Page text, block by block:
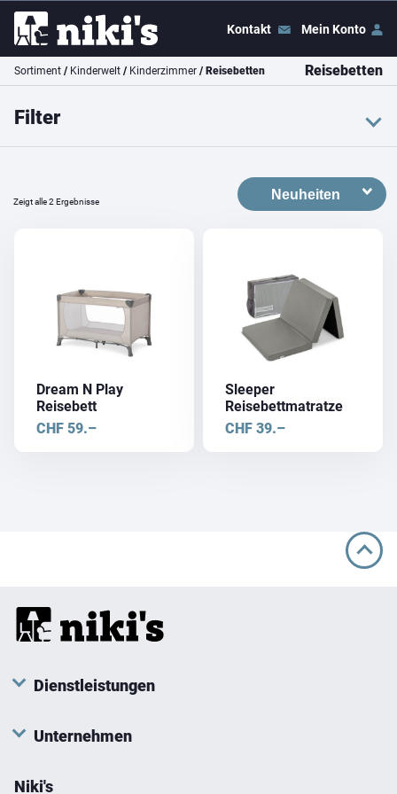
Kontakt Mein Konto
Sortiment / Kinderwelt / Kinderzimmer / Reisebetten Reisebetten
Filter
Zeigt alle 2 Ergebnisse
Dream N Play
Reisebett
CHF 59.–
Sleeper
Reisebettmatratze
CHF 39.–
Dienstleistungen
Unternehmen
Niki's